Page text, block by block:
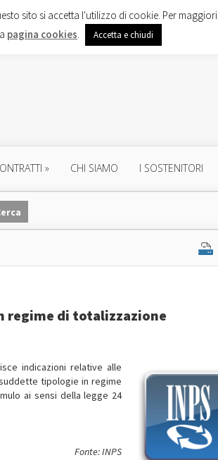
» CHI SIAMO I SOSTENITORI
regime di totalizzazione
indicazioni relative alle
tipologie in regime
ai sensi della legge 24
Fonte: INPS
sito si accetta l'utilizzo di cookie. Per
pagina cookies. Accetta e chiudi